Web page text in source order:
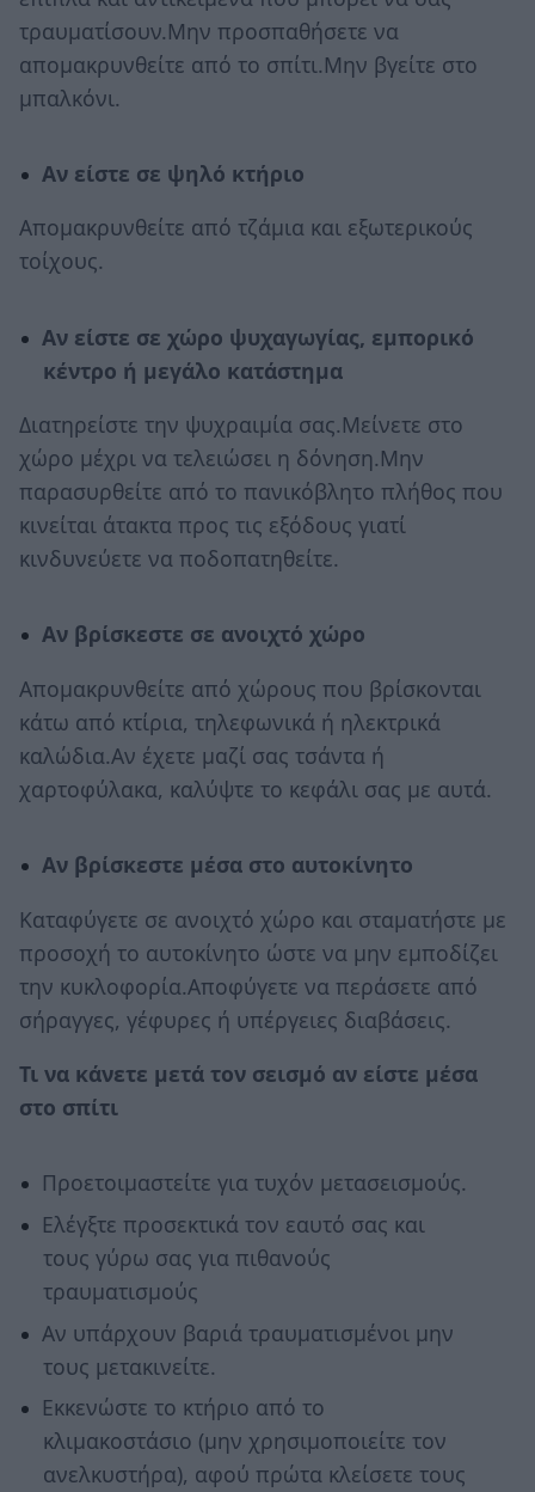
τραυματίσουν.Μην προσπαθήσετε να
απομακρυνθείτε από το σπίτι.Μην βγείτε στο
μπαλκόνι.
Αν είστε σε ψηλό κτήριο
Απομακρυνθείτε από τζάμια και εξωτερικούς
τοίχους.
Αν είστε σε χώρο ψυχαγωγίας, εμπορικό
κέντρο ή μεγάλο κατάστημα
Διατηρείστε την ψυχραιμία σας.Μείνετε στο
χώρο μέχρι να τελειώσει η δόνηση.Μην
παρασυρθείτε από το πανικόβλητο πλήθος που
κινείται άτακτα προς τις εξόδους γιατί
κινδυνεύετε να ποδοπατηθείτε.
Αν βρίσκεστε σε ανοιχτό χώρο
Απομακρυνθείτε από χώρους που βρίσκονται
κάτω από κτίρια, τηλεφωνικά ή ηλεκτρικά
καλώδια.Αν έχετε μαζί σας τσάντα ή
χαρτοφύλακα, καλύψτε το κεφάλι σας με αυτά.
Αν βρίσκεστε μέσα στο αυτοκίνητο
Καταφύγετε σε ανοιχτό χώρο και σταματήστε με
προσοχή το αυτοκίνητο ώστε να μην εμποδίζει
την κυκλοφορία.Αποφύγετε να περάσετε από
σήραγγες, γέφυρες ή υπέργειες διαβάσεις.
Τι να κάνετε μετά τον σεισμό αν είστε μέσα
στο σπίτι
Προετοιμαστείτε για τυχόν μετασεισμούς.
Ελέγξτε προσεκτικά τον εαυτό σας και
τους γύρω σας για πιθανούς
τραυματισμούς
Αν υπάρχουν βαριά τραυματισμένοι μην
τους μετακινείτε.
Εκκενώστε το κτήριο από το
κλιμακοστάσιο (μην χρησιμοποιείτε τον
ανελκυστήρα), αφού πρώτα κλείσετε τους